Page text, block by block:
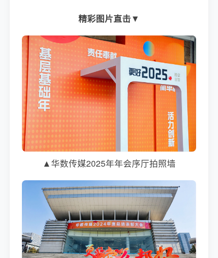
精彩图片直击▼
▲华数传媒2025年年会序厅拍照墙